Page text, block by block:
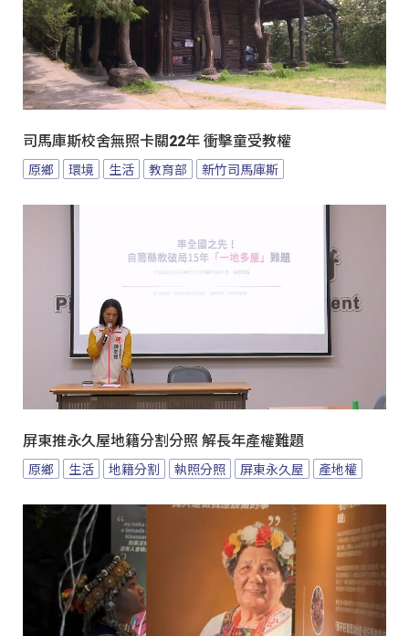
司馬庫斯校舍無照卡關22年 衝擊童受教權
原鄉 環境 生活 教育部 新竹司馬庫斯
屏東推永久屋地籍分割分照 解長年產權難題
原鄉 生活 地籍分割 執照分照 屏東永久屋 產地權